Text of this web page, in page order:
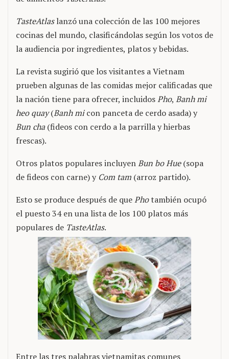
TasteAtlaslanzó una colección de las 100 mejores
cocinas del mundo, clasificándolas según los votos de
la audiencia por ingredientes, platos y bebidas.
La revista sugirió que los visitantes a Vietnam
prueben algunas de las comidas mejor calificadas que
la nación tiene para ofrecer, incluidosPho, Banh mi
heo quay(Banh micon panceta de cerdo asada) y
Bun cha(fideos con cerdo a la parrilla y hierbas
frescas).
Otros platos populares incluyenBun bo Hue(sopa
de fideos con carne) y Com tam (arroz partido).
Esto se produce después de quePhotambién ocupó
el puesto 34 en una lista de los 100 platos más
populares de TasteAtlas.
Entre las tres palabras vietnamitas comunes